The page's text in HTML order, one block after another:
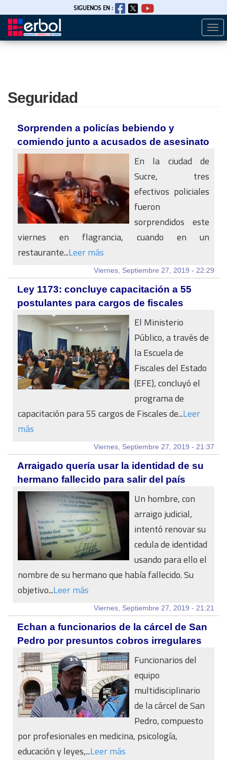
Pasar
SIGUENOS EN :
Seguridad
Sorprenden a policías bebiendo y
comiendo junto a acusados de asesinato
En la ciudad de
Sucre, tres
efectivos policiales
fueron
sorprendidos este
viernes en flagrancia, cuando en un
restaurante...Leer más
Viernes, Septiembre 27, 2019 - 22:29
Ley 1173: concluye capacitación a 55
postulantes para cargos de fiscales
El Ministerio
Público, a través de
la Escuela de
Fiscales del Estado
(EFE), concluyó el
programa de
capacitación para 55 cargos de Fiscales de...Leer
más
Viernes, Septiembre 27, 2019 - 21:37
Arraigado quería usar la identidad de su
hermano fallecido para salir del país
Un hombre, con
arraigo judicial,
intentó renovar su
cedula de identidad
usando para ello el
nombre de su hermano que había fallecido. Su
objetivo...Leer más
Viernes, Septiembre 27, 2019 - 21:21
Echan a funcionarios de la cárcel de San
Pedro por presuntos cobros irregulares
Funcionarios del
equipo
multidisciplinario
de la cárcel de San
Pedro, compuesto
por profesionales en medicina, psicología,
educación y leyes,...Leer más